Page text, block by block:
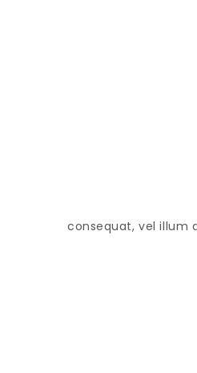
consequat, vel illum